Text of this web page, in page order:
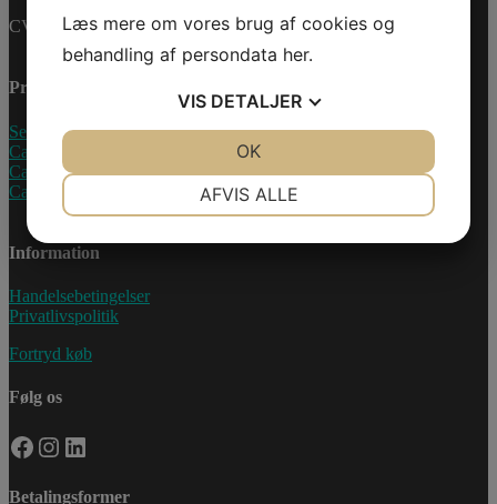
CVR-nummer: 27233678
Produkter
Sea-Doo Vandscooter
Can-Am ATV
Can-Am UTV
Can-Am Roadster
Information
Handelsebetingelser
Privatlivspolitik
Fortryd køb
Følg os
Facebook
Instagram
LinkedIn
Betalingsformer
Læs mere om vores brug af cookies og
behandling af persondata her.
VIS DETALJER
AFVIS ALLE
OK